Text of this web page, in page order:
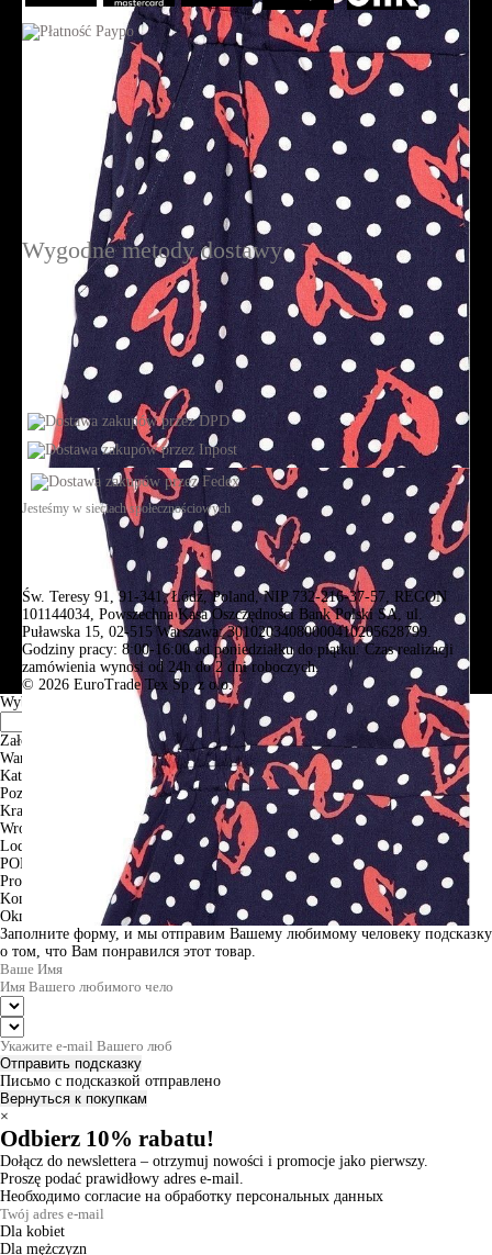
Wygodne metody dostawy
Jesteśmy w sieciach społecznościowych
Św. Teresy 91, 91-341, Łódź, Poland, NIP 732-216-37-57, REGON
101144034, Powszechna Kasa Oszczędności Bank Polski SA, ul.
Puławska 15, 02-515 Warszawa: 30102034080000410205628799.
Godziny pracy: 8:00-16:00 od poniedziałku do piątku. Czas realizacji
zamówienia wynosi od 24h do 2 dni roboczych.
© 2026 EuroTrade Tex Sp. z o.o.
Wybierz miasta
Założenia
Warszawa
Katowice
Poznan
Krakow
Wroclaw
Lodz
PODGLĄD
Produkt w koszyku
Kontynuuj zakupyZAMÓWIENIE
Okno informacyjne
Заполните форму, и мы отправим Вашему любимому человеку подсказку
о том, что Вам понравился этот товар.
Отправить подсказку
Письмо с подсказкой отправлено
Вернуться к покупкам
×
Odbierz 10% rabatu!
Dołącz do newslettera – otrzymuj nowości i promocje jako pierwszy.
Proszę podać prawidłowy adres e-mail.
Необходимо согласие на обработку персональных данных
Dla kobiet
Dla mężczyzn